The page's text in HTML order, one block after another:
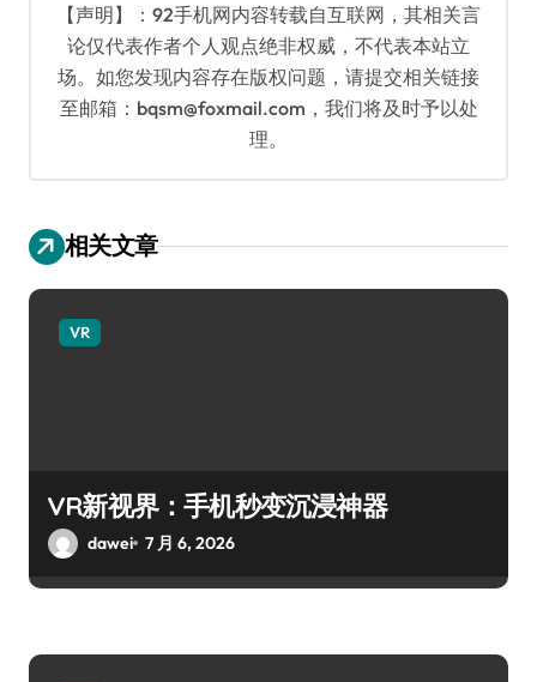
【声明】：92手机网内容转载自互联网，其相关言
论仅代表作者个人观点绝非权威，不代表本站立
场。如您发现内容存在版权问题，请提交相关链接
至邮箱：bqsm@foxmail.com，我们将及时予以处
理。
相关文章
VR
VR新视界：手机秒变沉浸神器
dawei 7 月 6, 2026